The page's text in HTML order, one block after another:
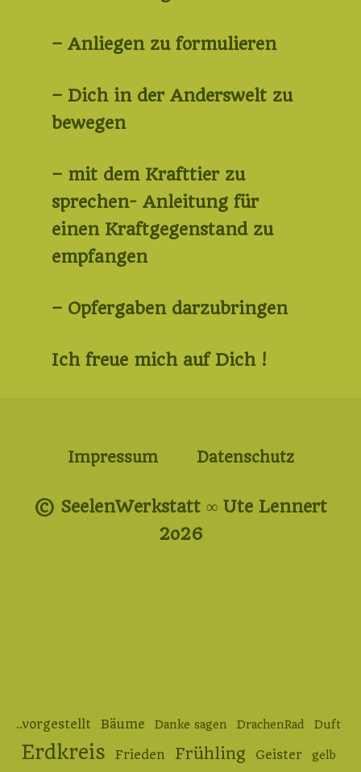
– Anliegen zu formulieren
– Dich in der Anderswelt zu
bewegen
– mit dem Krafttier zu
sprechen- Anleitung für
einen Kraftgegenstand zu
empfangen
– Opfergaben darzubringen
Ich freue mich auf Dich !
Impressum Datenschutz
© SeelenWerkstatt ∞ Ute Lennert
2o26
..vorgestellt Bäume Danke sagen DrachenRad Duft
Erdkreis Frieden Frühling Geister gelb